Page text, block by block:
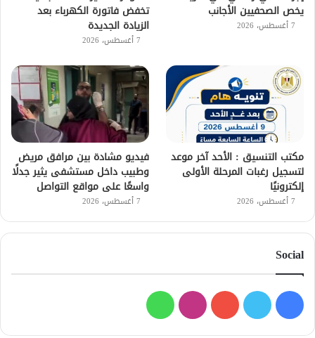
يخص الصحفيين الأجانب
7 أغسطس، 2026
تخفض فاتورة الكهرباء بعد
الزيادة الجديدة
7 أغسطس، 2026
مكتب التنسيق : الأحد آخر موعد
لتسجيل رغبات المرحلة الأولى
إلكترونيًا
7 أغسطس، 2026
فيديو مشادة بين مرافق مريض
وطبيب داخل مستشفى يثير جدلًا
واسعًا على مواقع التواصل
7 أغسطس، 2026
Social
فيسبوك
تويتر يوتيوبانستقرامواتساب